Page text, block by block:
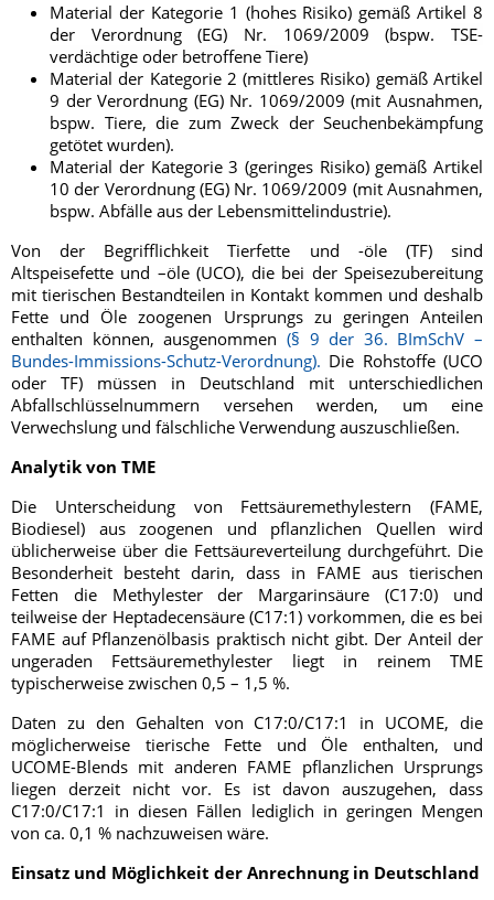
Material der Kategorie 1 (hohes Risiko) gemäß Artikel 8
der Verordnung (EG) Nr. 1069/2009 (bspw. TSE-
verdächtige oder betroffene Tiere)
Material der Kategorie 2 (mittleres Risiko) gemäß Artikel
9 der Verordnung (EG) Nr. 1069/2009 (mit Ausnahmen,
bspw. Tiere, die zum Zweck der Seuchenbekämpfung
getötet wurden).
Material der Kategorie 3 (geringes Risiko) gemäß Artikel
10 der Verordnung (EG) Nr. 1069/2009 (mit Ausnahmen,
bspw. Abfälle aus der Lebensmittelindustrie).
Von der Begrifflichkeit Tierfette und -öle (TF) sind
Altspeisefette und –öle (UCO), die bei der Speisezubereitung
mit tierischen Bestandteilen in Kontakt kommen und deshalb
Fette und Öle zoogenen Ursprungs zu geringen Anteilen
enthalten können, ausgenommen (§ 9 der 36. BImSchV –
Bundes-Immissions-Schutz-Verordnung). Die Rohstoffe (UCO
oder TF) müssen in Deutschland mit unterschiedlichen
Abfallschlüsselnummern versehen werden, um eine
Verwechslung und fälschliche Verwendung auszuschließen.
Analytik von TME
Die Unterscheidung von Fettsäuremethylestern (FAME,
Biodiesel) aus zoogenen und pflanzlichen Quellen wird
üblicherweise über die Fettsäureverteilung durchgeführt. Die
Besonderheit besteht darin, dass in FAME aus tierischen
Fetten die Methylester der Margarinsäure (C17:0) und
teilweise der Heptadecensäure (C17:1) vorkommen, die es bei
FAME auf Pflanzenölbasis praktisch nicht gibt. Der Anteil der
ungeraden Fettsäuremethylester liegt in reinem TME
typischerweise zwischen 0,5 – 1,5 %.
Daten zu den Gehalten von C17:0/C17:1 in UCOME, die
möglicherweise tierische Fette und Öle enthalten, und
UCOME-Blends mit anderen FAME pflanzlichen Ursprungs
liegen derzeit nicht vor. Es ist davon auszugehen, dass
C17:0/C17:1 in diesen Fällen lediglich in geringen Mengen
von ca. 0,1 % nachzuweisen wäre.
Einsatz und Möglichkeit der Anrechnung in Deutschland